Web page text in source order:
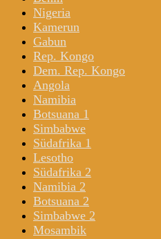
Nigeria
Kamerun
Gabun
Rep. Kongo
Dem. Rep. Kongo
Angola
Namibia
Botsuana 1
Simbabwe
Südafrika 1
Lesotho
Südafrika 2
Namibia 2
Botsuana 2
Simbabwe 2
Mosambik